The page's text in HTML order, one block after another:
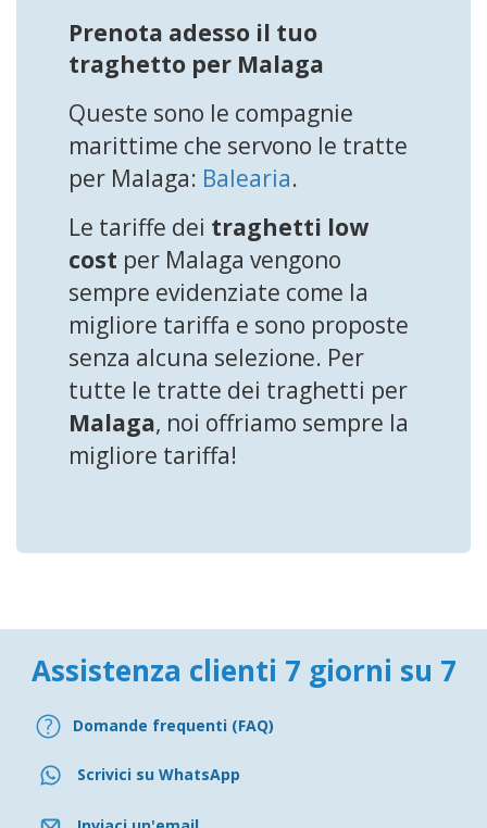
Prenota adesso il tuo
traghetto per Malaga
Queste sono le compagnie
marittime che servono le tratte
per Malaga: Balearia.
Le tariffe dei traghetti low
cost per Malaga vengono
sempre evidenziate come la
migliore tariffa e sono proposte
senza alcuna selezione. Per
tutte le tratte dei traghetti per
Malaga, noi offriamo sempre la
migliore tariffa!
Assistenza clienti 7 giorni su 7
Domande frequenti (FAQ)
Scrivici su WhatsApp